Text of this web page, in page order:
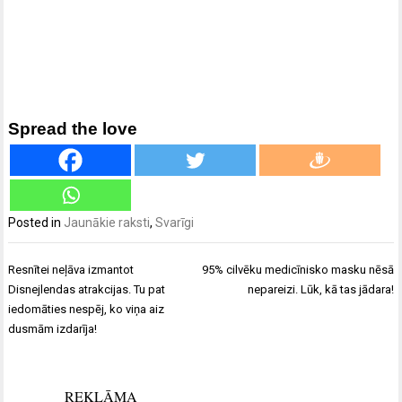
Spread the love
Posted in Jaunākie raksti,Svarīgi
Ziņu
izvēlne
Resnītei neļāva izmantot
Disnejlendas atrakcijas. Tu pat
iedomāties nespēj, ko viņa aiz
dusmām izdarīja!
95% cilvēku medicīnisko masku nēsā
nepareizi. Lūk, kā tas jādara!
REKLĀMA